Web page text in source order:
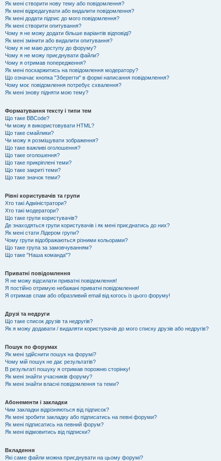
Як мені створити нову тему або повідомлення?
Як мені відредагувати або видалити повідомлення?
Як мені додати підпис до мого повідомлення?
Як мені створити опитування?
Чому я не можу додати більше варіантів відповіді?
Як мені змінити або видалити опитування?
Чому я не маю доступу до форуму?
Чому я не можу приєднувати файли?
Чому я отримав попередження?
Як мені поскаржитись на повідомлення модератору?
Що означає кнопка "Зберегти" в формі написання повідомлення?
Чому моє повідомлення потребує схвалення?
Як мені знову підняти мою тему?
Форматування тексту і типи тем
Що таке BBCode?
Чи можу я використовувати HTML?
Що таке смайлики?
Чи можу я розміщувати зображення?
Що таке важливі оголошення?
Що таке оголошення?
Що таке прикріплені теми?
Що таке закриті теми?
Що таке значок теми?
Рівні користувачів та групи
Хто такі Адміністратори?
Хто такі модератори?
Що таке групи користувачів?
Де знаходяться групи користувачів і як мені приєднатись до них?
Як мені стати Лідером групи?
Чому групи відображаються різними кольорами?
Що таке група за замовчуванням?
Що таке "Наша команда"?
Приватні повідомлення
Я не можу відсилати приватні повідомлення!
Я постійно отримую небажані приватні повідомлення!
Я отримав спам або образливий email від когось із цього форуму!
Друзі та недруги
Що таке список друзів та недругів?
Як я можу додавати / видаляти користувачів до мого списку друзів або недругів?
Пошук по форумах
Як мені здійснити пошук на форумі?
Чому мій пошук не дає результатів?
В результаті пошуку я отримав порожню сторінку!
Як мені знайти учасників форуму?
Як мені знайти власні повідомлення та теми?
Абонементи і закладки
Чим закладки відрізняються від підписок?
Як мені зробити закладку або підписатись на певні форуми?
Як мені підписатись на певний форум?
Як мені відмовитись від підписки?
Вкладення
Які саме файли можна приєднувати на цьому форумі?